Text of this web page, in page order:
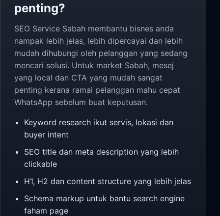
penting?
SEO Service Sabah membantu bisnes anda
nampak lebih jelas, lebih dipercayai dan lebih
mudah dihubungi oleh pelanggan yang sedang
mencari solusi. Untuk market Sabah, mesej
yang local dan CTA yang mudah sangat
penting kerana ramai pelanggan mahu cepat
WhatsApp sebelum buat keputusan.
Keyword research ikut servis, lokasi dan
buyer intent
SEO title dan meta description yang lebih
clickable
H1, H2 dan content structure yang lebih jelas
Schema markup untuk bantu search engine
faham page